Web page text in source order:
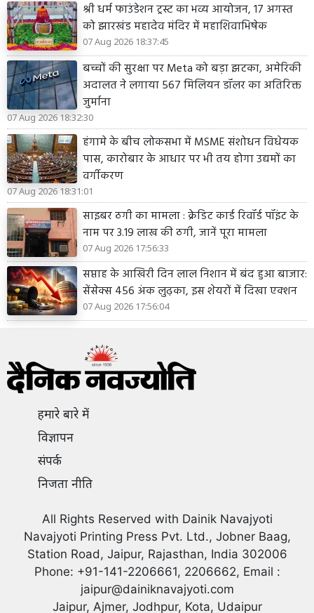
श्री धर्म फाउंडेशन ट्रस्ट का भव्य आयोजन, 17 अगस्त
को झारखंड महादेव मंदिर में महाशिवाभिषेक
07 Aug 2026 18:37:45
बच्चों की सुरक्षा पर Meta को बड़ा झटका, अमेरिकी
अदालत ने लगाया 567 मिलियन डॉलर का अतिरिक्त
जुर्माना
07 Aug 2026 18:32:30
हंगामे के बीच लोकसभा में MSME संशोधन विधेयक
पास, कारोबार के आधार पर भी तय होगा उद्यमों का
वर्गीकरण
07 Aug 2026 18:31:01
साइबर ठगी का मामला : क्रेडिट कार्ड रिवॉर्ड पॉइंट के
नाम पर 3.19 लाख की ठगी, जानें पूरा मामला
07 Aug 2026 17:56:33
सप्ताह के आखिरी दिन लाल निशान में बंद हुआ बाजार:
सेंसेक्स 456 अंक लुढ़का, इस शेयरों में दिखा एक्शन
07 Aug 2026 17:56:04
हमारे बारे में
विज्ञापन
संपर्क
निजता नीति
All Rights Reserved with Dainik Navajyoti
Navajyoti Printing Press Pvt. Ltd., Jobner Baag,
Station Road, Jaipur, Rajasthan, India 302006
Phone: +91-141-2206661, 2206662, Email :
jaipur@dainiknavajyoti.com
Jaipur, Ajmer, Jodhpur, Kota, Udaipur